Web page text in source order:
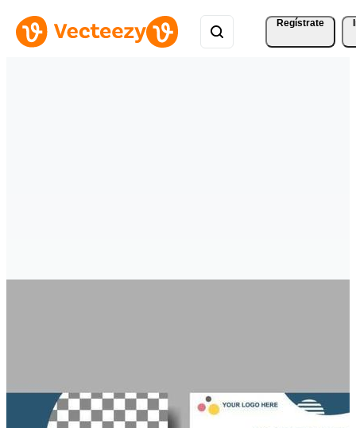
Regístrate